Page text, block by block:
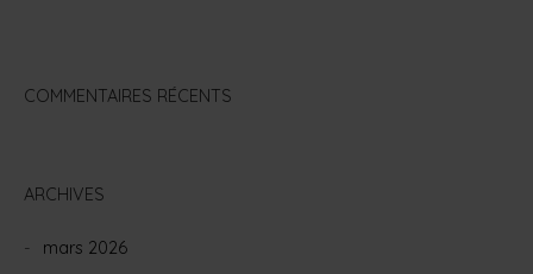
COMMENTAIRES RÉCENTS
ARCHIVES
mars 2026